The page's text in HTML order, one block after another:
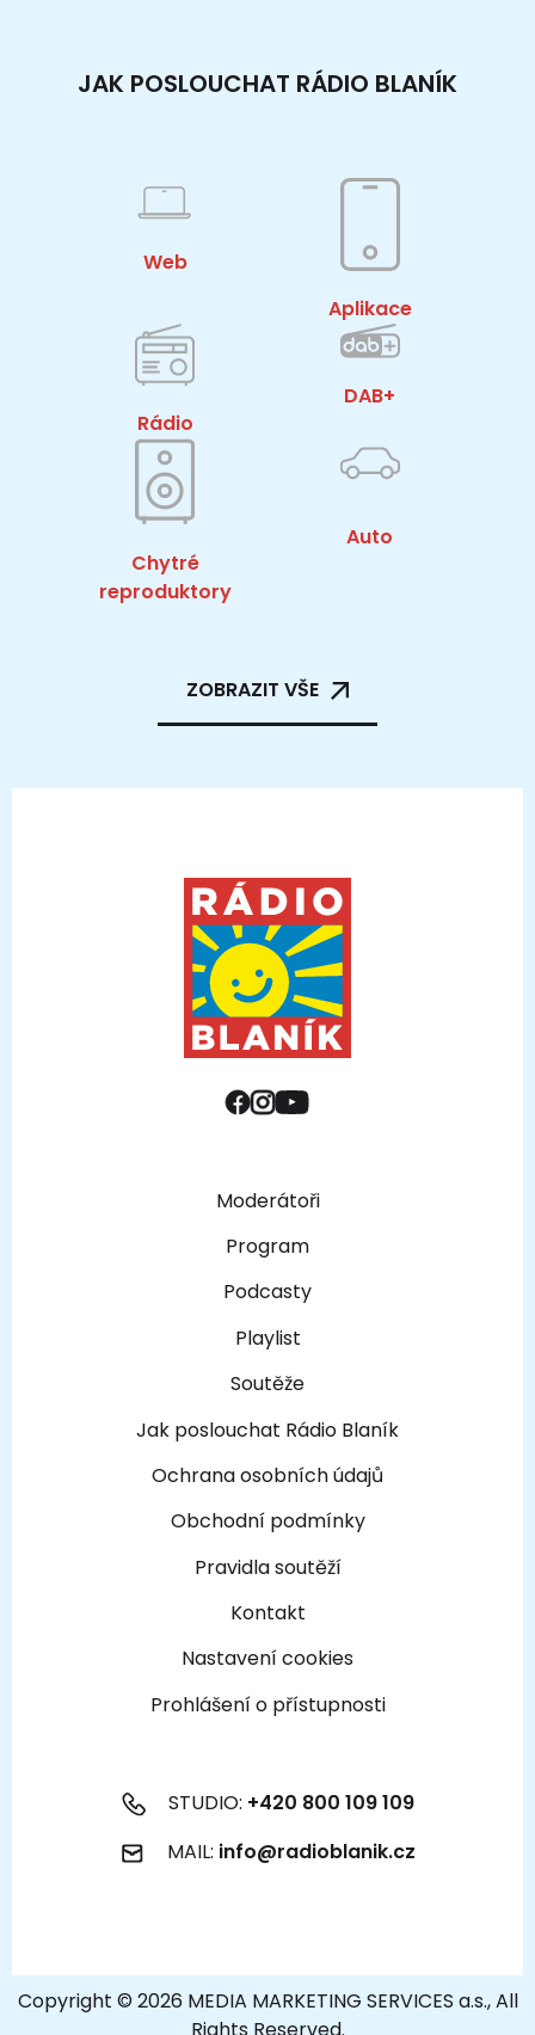
JAK POSLOUCHAT RÁDIO BLANÍK
Web
Aplikace
Rádio
DAB+
Chytré
reproduktory
Auto
ZOBRAZIT VŠE
Moderátoři
Program
Podcasty
Playlist
Soutěže
Jak poslouchat Rádio Blaník
Ochrana osobních údajů
Obchodní podmínky
Pravidla soutěží
Kontakt
Nastavení cookies
Prohlášení o přístupnosti
STUDIO: +420 800 109 109
MAIL: info@radioblanik.cz
Copyright © 2026 MEDIA MARKETING SERVICES a.s., All